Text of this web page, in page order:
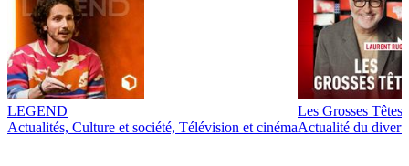
LEGEND
Actualités, Culture et société, Télévision et cinéma
Les Grosses Têtes
Actualité du